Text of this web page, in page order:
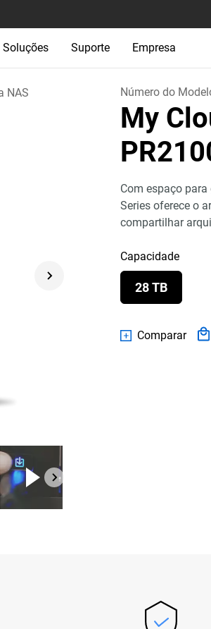
Soluções Suporte Empresa
NAS Número do
My
Com espaço
Series oferece o
compartilhar
Capacidade
28 TB
Comparar